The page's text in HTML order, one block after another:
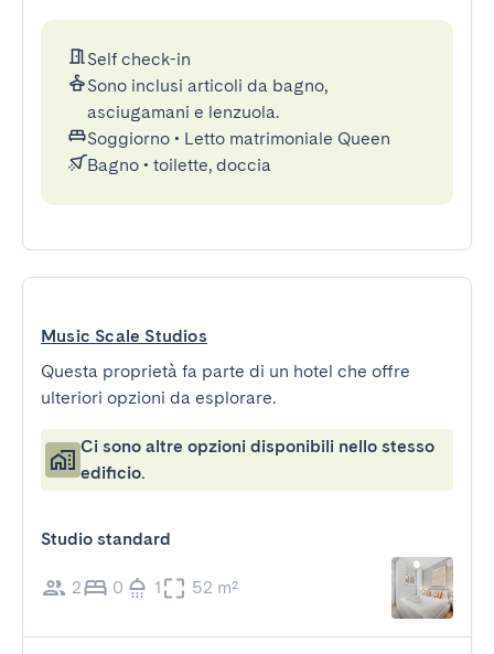
Self check-in
Sono inclusi articoli da bagno,
asciugamani e lenzuola.
Soggiorno • Letto matrimoniale Queen
Bagno • toilette, doccia
Music Scale Studios
Questa proprietà fa parte di un hotel che offre
ulteriori opzioni da esplorare.
Ci sono altre opzioni disponibili nello stesso
edificio.
Studio standard
2 0 1 52 m²